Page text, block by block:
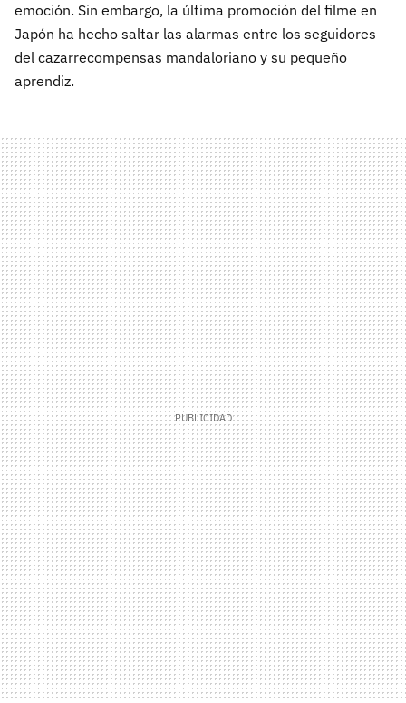
emoción. Sin embargo, la última promoción del filme en
Japón ha hecho saltar las alarmas entre los seguidores
del cazarrecompensas mandaloriano y su pequeño
aprendiz.